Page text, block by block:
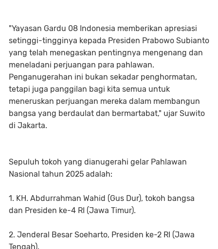
"Yayasan Gardu 08 Indonesia memberikan apresiasi
setinggi-tingginya kepada Presiden Prabowo Subianto
yang telah menegaskan pentingnya mengenang dan
meneladani perjuangan para pahlawan.
Penganugerahan ini bukan sekadar penghormatan,
tetapi juga panggilan bagi kita semua untuk
meneruskan perjuangan mereka dalam membangun
bangsa yang berdaulat dan bermartabat," ujar Suwito
di Jakarta.
Sepuluh tokoh yang dianugerahi gelar Pahlawan
Nasional tahun 2025 adalah:
1. KH. Abdurrahman Wahid (Gus Dur), tokoh bangsa
dan Presiden ke-4 RI (Jawa Timur).
2. Jenderal Besar Soeharto, Presiden ke-2 RI (Jawa
Tengah).